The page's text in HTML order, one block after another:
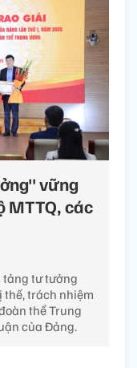
vững
MTTQ, các
tảng tư tưởng
trách nhiệm
thể Trung
của Đảng.